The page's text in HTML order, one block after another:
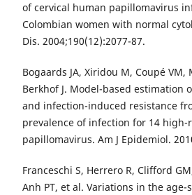
of cervical human papillomavirus
Colombian women with normal
Dis. 2004;190(12):2077-87.
Bogaards JA, Xiridou M, Coupé VM,
Berkhof J. Model-based estimation
and infection-induced resistance
prevalence of infection for 14 high-
papillomavirus. Am J Epidemiol.
Franceschi S, Herrero R, Clifford
Anh PT, et al. Variations in the age-